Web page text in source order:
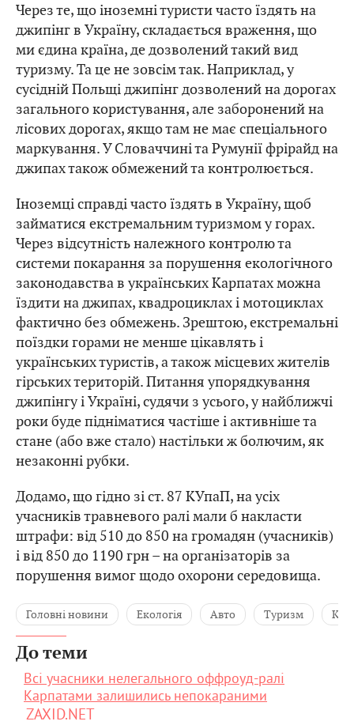
Через те, що іноземні туристи часто їздять на
джипінг в Україну, складається враження, що
ми єдина країна, де дозволений такий вид
туризму. Та це не зовсім так. Наприклад, у
сусідній Польщі джипінг дозволений на дорогах
загального користування, але заборонений на
лісових дорогах, якщо там не має спеціального
маркування. У Словаччині та Румунії фрірайд на
джипах також обмежений та контролюється.
Іноземці справді часто їздять в Україну, щоб
займатися екстремальним туризмом у горах.
Через відсутність належного контролю та
системи покарання за порушення екологічного
законодавства в українських Карпатах можна
їздити на джипах, квадроциклах і мотоциклах
фактично без обмежень. Зрештою, екстремальні
поїздки горами не менше цікавлять і
українських туристів, а також місцевих жителів
гірських територій. Питання упорядкування
джипінгу і Україні, судячи з усього, у найближчі
роки буде підніматися частіше і активніше та
стане (або вже стало) настільки ж болючим, як
незаконні рубки.
Додамо, що гідно зі ст. 87 КУпаП, на усіх
учасників травневого ралі мали б накласти
штрафи: від 510 до 850 на громадян (учасників)
і від 850 до 1190 грн – на організаторів за
порушення вимог щодо охорони середовища.
Головні новини Екологія Авто Туризм
До теми
Всі учасники нелегального оффроуд-ралі
Карпатами залишились непокараними
ZAXID.NET